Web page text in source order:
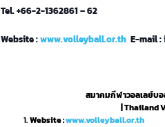
Tel. +66-2-1362861 – 62
Website :www.volleyball.or.th E-mail :
สมาคมกีฬาวอลเลย์บอ
| Thailand
Website :www.volleyball.or.th